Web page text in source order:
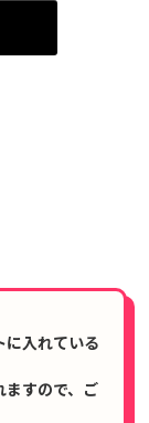
に入れている
ますので、ご